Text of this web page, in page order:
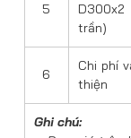
5
trần)
6
Chi phí
thiện
Ghi chú: